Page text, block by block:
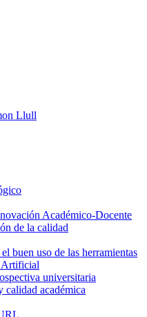
Llull
Académico-Docente
de la calidad
buen uso de las herramientas
Artificial
universitaria
calidad académica